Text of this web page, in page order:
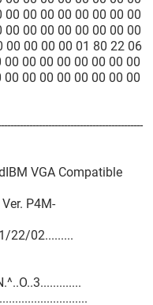
00 00 00 00 00 00 00
00 00 00 00 00 00 00 00
00 00 00 00 01 80 22 06
00 00 00 00 00 00 00
00 00 00 00 00 00 00
VGA Compatible
P4M-
22/02.........